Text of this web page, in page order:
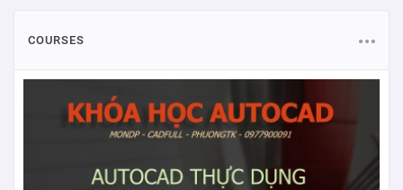
COURSES